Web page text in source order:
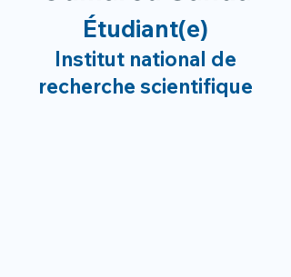
Étudiant(e)
Institut national de
recherche scientifique